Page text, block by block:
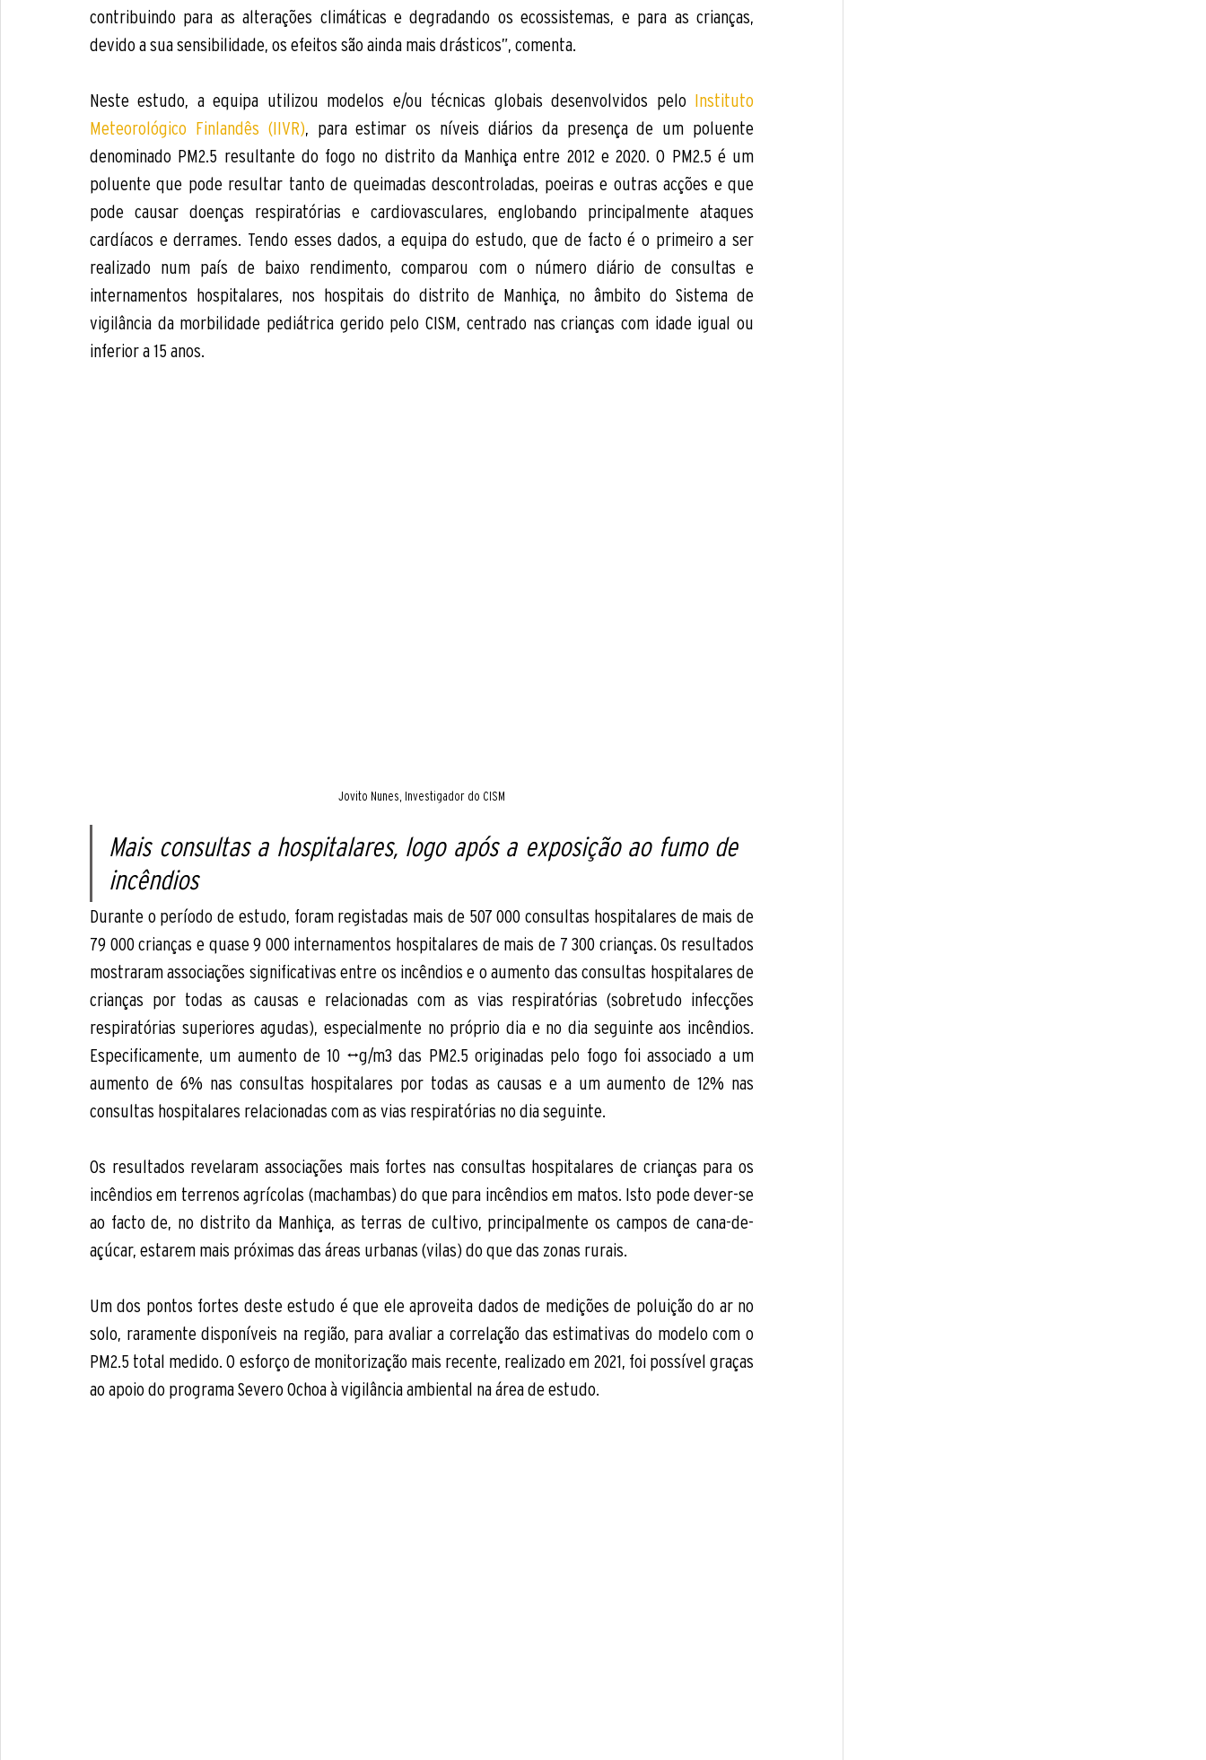
contribuindo para as alterações climáticas e degradando os ecossistemas, e para as crianças,
devido a sua sensibilidade, os efeitos são ainda mais drásticos”, comenta.
Neste estudo, a equipa utilizou modelos e/ou técnicas globais desenvolvidos pelo Instituto
Meteorológico Finlandês (IIVR), para estimar os níveis diários da presença de um poluente
denominado PM2.5 resultante do fogo no distrito da Manhiça entre 2012 e 2020. O PM2.5 é um
poluente que pode resultar tanto de queimadas descontroladas, poeiras e outras acções e que
pode causar doenças respiratórias e cardiovasculares, englobando principalmente ataques
cardíacos e derrames. Tendo esses dados, a equipa do estudo, que de facto é o primeiro a ser
realizado num país de baixo rendimento, comparou com o número diário de consultas e
internamentos hospitalares, nos hospitais do distrito de Manhiça, no âmbito do Sistema de
vigilância da morbilidade pediátrica gerido pelo CISM, centrado nas crianças com idade igual ou
inferior a 15 anos.
Jovito Nunes, Investigador do CISM
Mais consultas a hospitalares, logo após a exposição ao fumo de
incêndios
Durante o período de estudo, foram registadas mais de 507 000 consultas hospitalares de mais de
79 000 crianças e quase 9 000 internamentos hospitalares de mais de 7 300 crianças. Os resultados
mostraram associações significativas entre os incêndios e o aumento das consultas hospitalares de
crianças por todas as causas e relacionadas com as vias respiratórias (sobretudo infecções
respiratórias superiores agudas), especialmente no próprio dia e no dia seguinte aos incêndios.
Especificamente, um aumento de 10 µg/m3 das PM2.5 originadas pelo fogo foi associado a um
aumento de 6% nas consultas hospitalares por todas as causas e a um aumento de 12% nas
consultas hospitalares relacionadas com as vias respiratórias no dia seguinte.
Os resultados revelaram associações mais fortes nas consultas hospitalares de crianças para os
incêndios em terrenos agrícolas (machambas) do que para incêndios em matos. Isto pode dever-se
ao facto de, no distrito da Manhiça, as terras de cultivo, principalmente os campos de cana-de-
açúcar, estarem mais próximas das áreas urbanas (vilas) do que das zonas rurais.
Um dos pontos fortes deste estudo é que ele aproveita dados de medições de poluição do ar no
solo, raramente disponíveis na região, para avaliar a correlação das estimativas do modelo com o
PM2.5 total medido. O esforço de monitorização mais recente, realizado em 2021, foi possível graças
ao apoio do programa Severo Ochoa à vigilância ambiental na área de estudo.